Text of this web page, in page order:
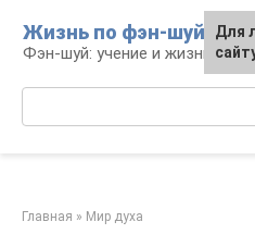
контенту
Жизнь по фэн-шуй
Фэн-шуй: учение и жизнь
Главная » Мир духа
Для
Для